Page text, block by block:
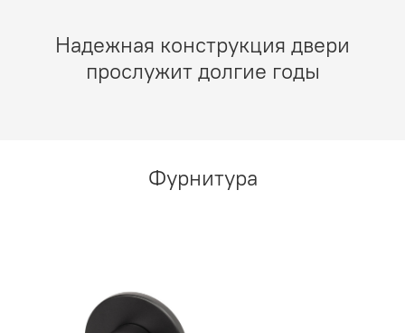
Надежная конструкция двери
прослужит долгие годы
Фурнитура